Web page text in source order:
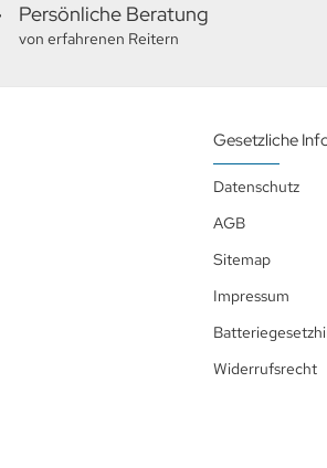
Persönliche Beratung
von erfahrenen Reitern
Gesetzliche
Datenschutz
AGB
Sitemap
Impressum
Widerrufsrecht